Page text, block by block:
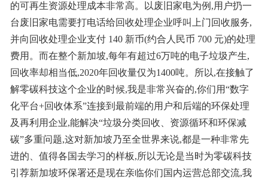
的可再生资源处理成本非常高。以废旧家电为例,用户扔一
台废旧家电需要打电话给回收处理企业呼叫上门回收服务,
并向回收处理企业支付 140 新币(约合人民币 700 元)的处理
费用。而在整个新加坡,每年有超过6万吨的电子垃圾产生,
回收率却相当低,2020年回收量仅为1400吨。所以,在接触了
解零碳科技这个企业的时候,我是非常兴奋的,你们用“数字
化平台+回收体系”连接到最前端的用户和后端的环保处理
及再利用企业,能解决“垃圾分类回收、资源循环和环保减
碳”多重问题,这对新加坡乃至全世界来说,都是一种非常先
进的、值得各国去学习的样板,所以无论是当时为零碳科技
引荐新加坡环保署还是现在亲临你们国内运营总部交流,我